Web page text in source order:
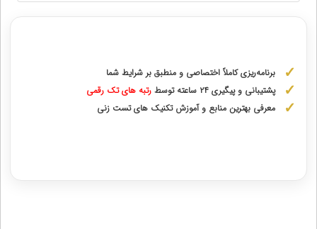
برنامه‌ریزی کاملاً اختصاصی و منطبق بر شرایط شما
پشتیبانی و پیگیری ۲۴ ساعته توسط
رتبه‌ های تک رقمی
معرفی بهترین منابع و آموزش تکنیک های تست زنی